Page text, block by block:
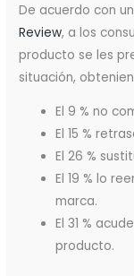
De acuerdo con
Review, a los
producto se les
situación,
El 9 % no
El 15 %
El 26 %
El 19 % lo
marca.
El 31 %
producto.